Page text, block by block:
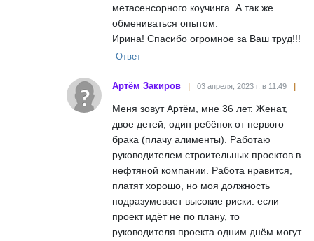
метасенсорного коучинга. А так же
обмениваться опытом.
Ирина! Спасибо огромное за Ваш труд!!!
Ответ
Артём Закиров 03 апреля, 2023 г. в 11:49
Меня зовут Артём, мне 36 лет. Женат,
двое детей, один ребёнок от первого
брака (плачу алименты). Работаю
руководителем строительных проектов в
нефтяной компании. Работа нравится,
платят хорошо, но моя должность
подразумевает высокие риски: если
проект идёт не по плану, то
руководителя проекта одним днём могут